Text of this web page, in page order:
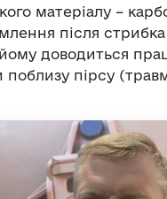
матеріалу –
після
доводиться
поблизу пірсу